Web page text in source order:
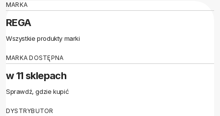
MARKA
REGA
Wszystkie produkty marki
MARKA DOSTĘPNA
w 11 sklepach
Sprawdź, gdzie kupić
DYSTRYBUTOR